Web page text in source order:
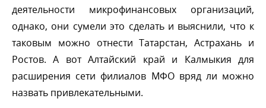
деятельности микрофинансовых организаций,
однако, они сумели это сделать и выяснили, что к
таковым можно отнести Татарстан, Астрахань и
Ростов. А вот Алтайский край и Калмыкия для
расширения сети филиалов МФО вряд ли можно
назвать привлекательными.